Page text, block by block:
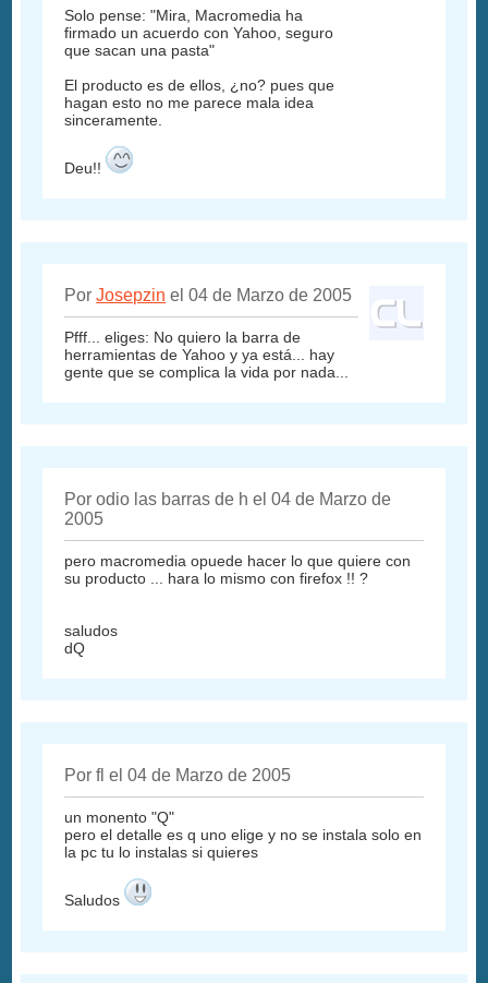
Solo pense: "Mira, Macromedia ha
firmado un acuerdo con Yahoo, seguro
que sacan una pasta"
El producto es de ellos, ¿no? pues que
hagan esto no me parece mala idea
sinceramente.
Deu!!
PorJosepzin el 04 de Marzo de 2005
Pfff... eliges: No quiero la barra de
herramientas de Yahoo y ya está... hay
gente que se complica la vida por nada...
Por odio las barras de h el 04 de Marzo de
2005
pero macromedia opuede hacer lo que quiere con
su producto ... hara lo mismo con firefox !! ?
saludos
dQ
Por fl el 04 de Marzo de 2005
un monento "Q"
pero el detalle es q uno elige y no se instala solo en
la pc tu lo instalas si quieres
Saludos